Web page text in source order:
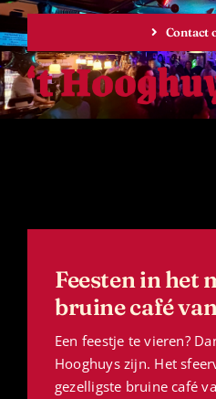
Ga
naar
inhoud
Over ons
Contact
Feesten in het
bruine café
Een feestje te vieren?
Hooghuys zijn. Het
gezelligste bruine café